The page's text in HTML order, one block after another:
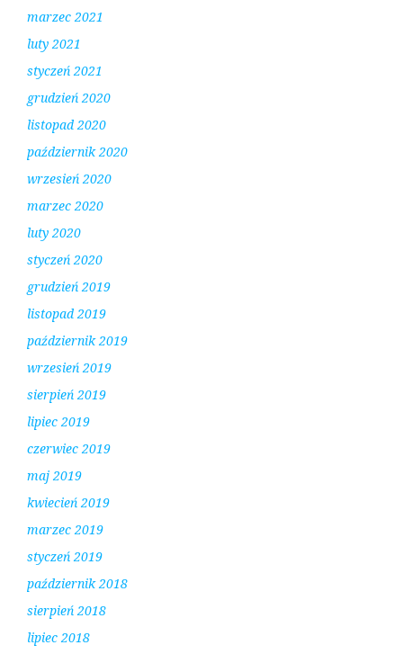
marzec 2021
luty 2021
styczeń 2021
grudzień 2020
listopad 2020
październik 2020
wrzesień 2020
marzec 2020
luty 2020
styczeń 2020
grudzień 2019
listopad 2019
październik 2019
wrzesień 2019
sierpień 2019
lipiec 2019
czerwiec 2019
maj 2019
kwiecień 2019
marzec 2019
styczeń 2019
październik 2018
sierpień 2018
lipiec 2018